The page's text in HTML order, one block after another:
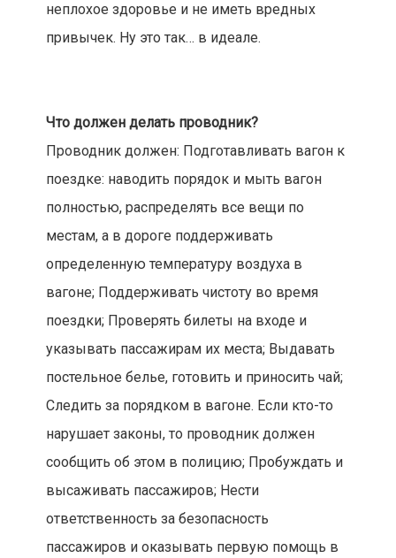
неплохое здоровье и не иметь вредных
привычек. Ну это так… в идеале.
Что должен делать проводник?
Проводник должен: Подготавливать вагон к
поездке: наводить порядок и мыть вагон
полностью, распределять все вещи по
местам, а в дороге поддерживать
определенную температуру воздуха в
вагоне; Поддерживать чистоту во время
поездки; Проверять билеты на входе и
указывать пассажирам их места; Выдавать
постельное белье, готовить и приносить чай;
Следить за порядком в вагоне. Если кто-то
нарушает законы, то проводник должен
сообщить об этом в полицию; Пробуждать и
высаживать пассажиров; Нести
ответственность за безопасность
пассажиров и оказывать первую помощь в